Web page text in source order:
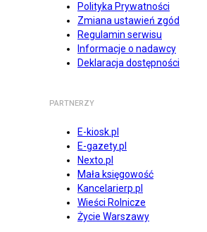
Polityka Prywatności
Zmiana ustawień zgód
Regulamin serwisu
Informacje o nadawcy
Deklaracja dostępności
PARTNERZY
E-kiosk.pl
E-gazety.pl
Nexto.pl
Mała księgowość
Kancelarierp.pl
Wieści Rolnicze
Życie Warszawy